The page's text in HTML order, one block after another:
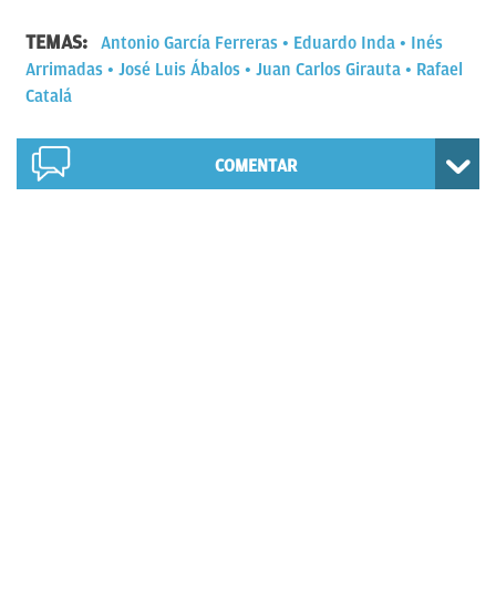
TEMAS: Antonio García Ferreras Eduardo Inda
Inés
Arrimadas
José Luis Ábalos Juan Carlos Girauta
Rafael
Catalá
COMENTAR